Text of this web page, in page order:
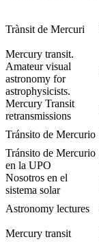
Trànsit de Mercuri
Mercury transit.
Amateur visual
astronomy for
astrophysicists.
Mercury Transit
retransmissions
Tránsito de Mercurio
Tránsito de Mercurio
en la UPO
Nosotros en el
sistema solar
Astronomy lectures
Mercury transit